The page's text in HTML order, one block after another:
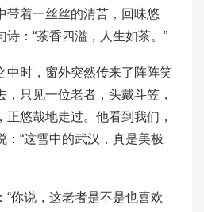
带着一丝丝的清苦，回味悠
：“茶香四溢，人生如茶。”
中时，窗外突然传来了阵阵笑
只见一位老者，头戴斗笠，
悠哉地走过。他看到我们，
：“这雪中的武汉，真是美极
“你说，这老者是不是也喜欢